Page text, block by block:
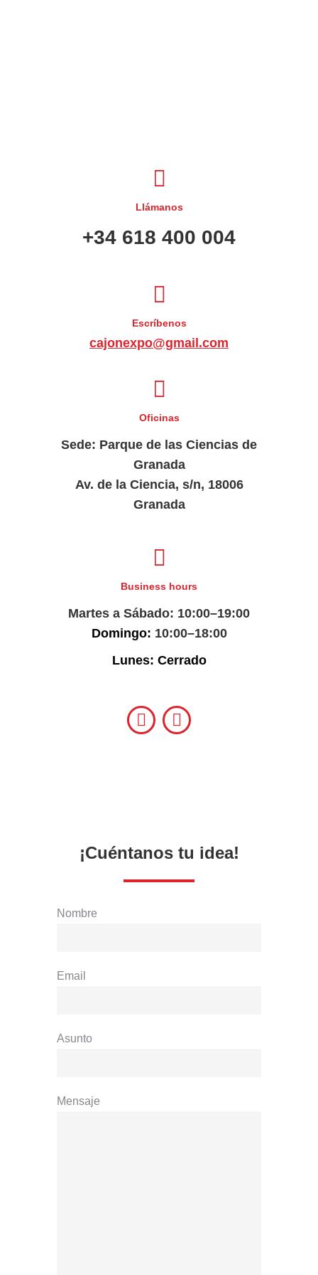
Llámanos
+34 618 400 004
Escríbenos
cajonexpo@gmail.com
Oficinas
Sede: Parque de las Ciencias de
Granada
Av. de la Ciencia, s/n, 18006
Granada
Business hours
Martes a Sábado: 10:00–19:00
Domingo: 10:00–18:00
Lunes: Cerrado
CajonCajón
¡Cuéntanos tu idea!
Nombre
Email
Asunto
Mensaje